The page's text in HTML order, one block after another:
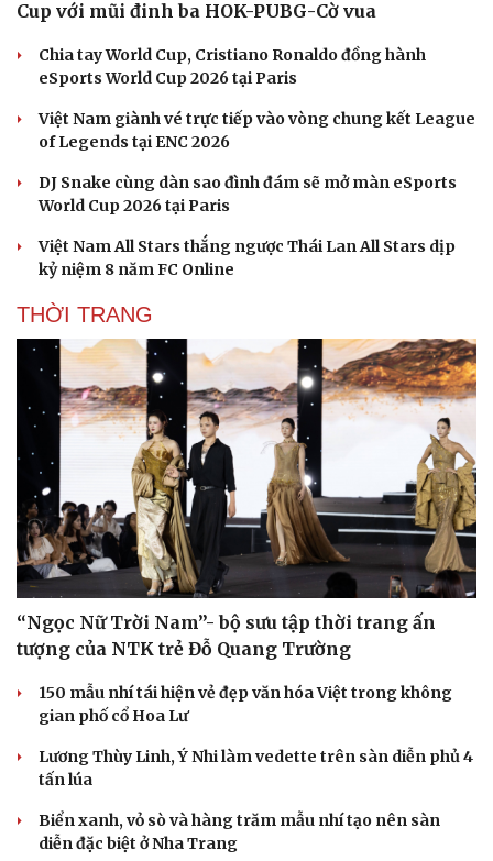
Văn hóa
Sân khấu - Điện ảnh
Văn học
Di sản
Nghệ sĩ
Team Flash xuất quân chinh phục eSports World
Cup với mũi đinh ba HOK-PUBG-Cờ vua
Chia tay World Cup, Cristiano Ronaldo đồng hành
eSports World Cup 2026 tại Paris
Việt Nam giành vé trực tiếp vào vòng chung kết League
of Legends tại ENC 2026
DJ Snake cùng dàn sao đình đám sẽ mở màn eSports
World Cup 2026 tại Paris
Việt Nam All Stars thắng ngược Thái Lan All Stars dịp
kỷ niệm 8 năm FC Online
THỜI TRANG